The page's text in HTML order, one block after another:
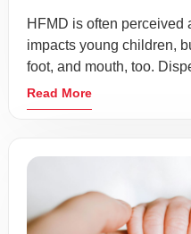
HFMD is often perceived
impacts young children,
foot, and mouth, too.
Read More